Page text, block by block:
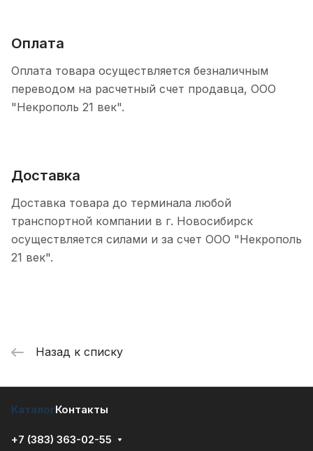
Оплата
Оплата товара осуществляется безналичным
переводом на расчетный счет продавца, ООО
"Некрополь 21 век".
Доставка
Доставка товара до терминала любой
транспортной компании в г. Новосибирск
осуществляется силами и за счет ООО "Некрополь
21 век".
Назад к списку
КаталогКонтакты
+7 (383) 363-02-55